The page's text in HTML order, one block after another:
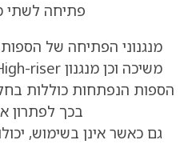
פתיחה לשתי
מנגנוני הפתיחה של
הספות הנפתחות כוללות
בכך לפתרון
גם כאשר אינן בשימוש,